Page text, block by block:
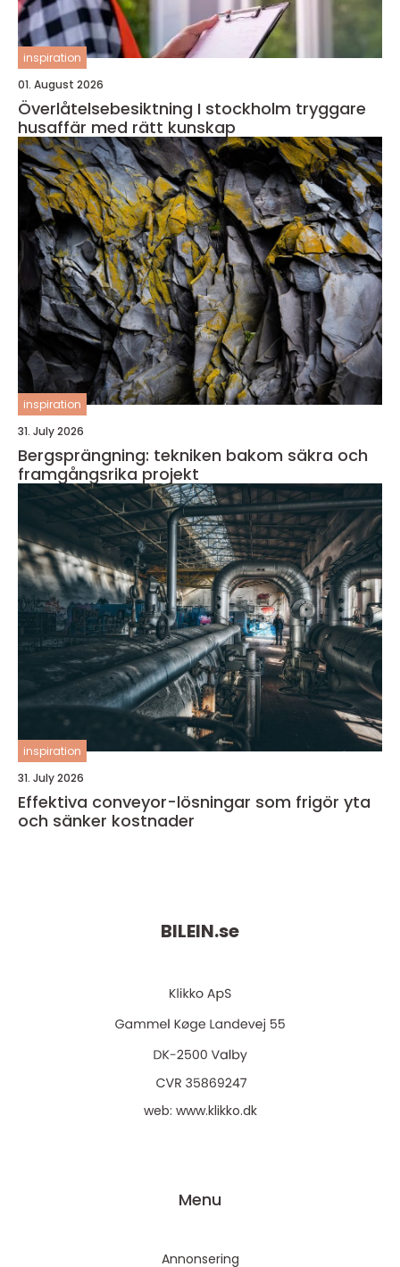
inspiration
01. August 2026
Överlåtelsebesiktning I stockholm tryggare
husaffär med rätt kunskap
inspiration
31. July 2026
Bergsprängning: tekniken bakom säkra och
framgångsrika projekt
inspiration
31. July 2026
Effektiva conveyor-lösningar som frigör yta
och sänker kostnader
BILEIN.se
web: www.klikko.dk
Menu
Annonsering